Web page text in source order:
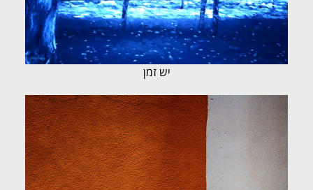
יש זמן